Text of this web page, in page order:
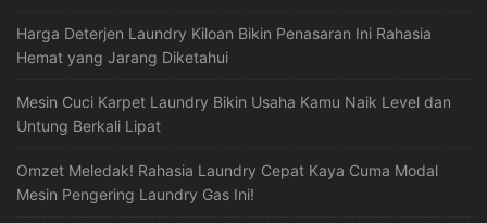
Harga Deterjen Laundry Kiloan Bikin Penasaran Ini Rahasia
Hemat yang Jarang Diketahui
Mesin Cuci Karpet Laundry Bikin Usaha Kamu Naik Level dan
Untung Berkali Lipat
Omzet Meledak! Rahasia Laundry Cepat Kaya Cuma Modal
Mesin Pengering Laundry Gas Ini!